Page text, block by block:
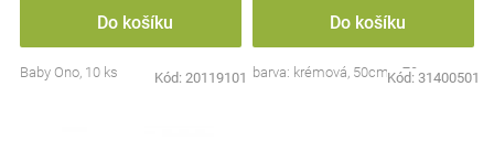
Blog
Do košíku
Baby Ono, 10 ks Kód: 20119101
Do košíku
barva: krémová, 50cm x 70cm
Kód: 31400501